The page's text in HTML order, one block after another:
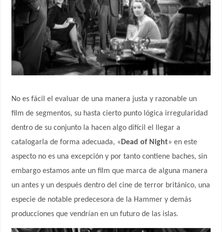
No es fácil el evaluar de una manera justa y razonable un
film de segmentos, su hasta cierto punto lógica irregularidad
dentro de su conjunto la hacen algo difícil el llegar a
catalogarla de forma adecuada, «Dead of Night» en este
aspecto no es una excepción y por tanto contiene baches, sin
embargo estamos ante un film que marca de alguna manera
un antes y un después dentro del cine de terror británico, una
especie de notable predecesora de la Hammer y demás
producciones que vendrían en un futuro de las islas.